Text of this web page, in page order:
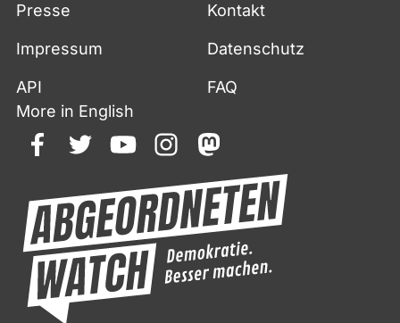
Presse Kontakt
Impressum Datenschutz
API
FAQ
More in English
facebooktwitteryoutubeinstagrammastodon